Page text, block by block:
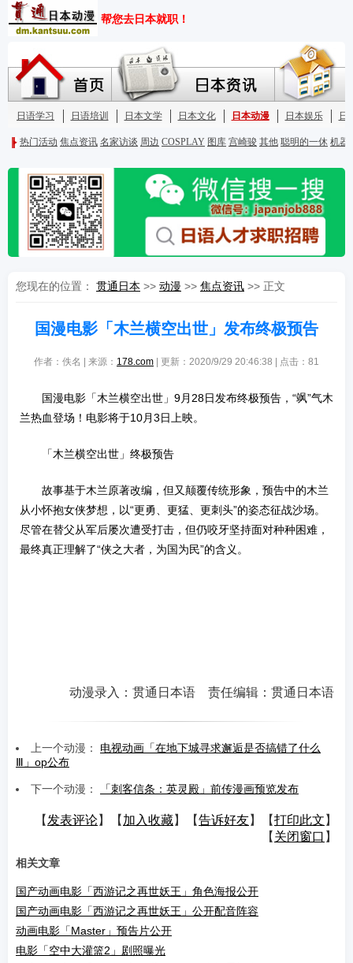
您现在的位置： 贯通日本 >> 动漫 >> 焦点资讯 >> 正文
国漫电影「木兰横空出世」发布终极预告
作者：佚名 | 来源： 178.com | 更新：2020/9/29 20:46:38 | 点击： 81
国漫电影「木兰横空出世」9月28日发布终极预告，“飒”气木
兰热血登场！电影将于10月3日上映。
「木兰横空出世」终极预告
故事基于木兰原著改编，但又颠覆传统形象，预告中的木兰
从小怀抱女侠梦想，以“更勇、更猛、更刺头”的姿态征战沙场。
尽管在替父从军后屡次遭受打击，但仍咬牙坚持面对种种困难，
最终真正理解了“侠之大者，为国为民”的含义。
动漫录入：贯通日本语 责任编辑：贯通日本语
上一个动漫： 电视动画「在地下城寻求邂逅是否搞错了什么
Ⅲ」op公布
下一个动漫： 「刺客信条：英灵殿」前传漫画预览发布
【 发表评论】【 加入收藏】【告诉好友】【打印此文 】
【 关闭窗口 】
相关文章
国产动画电影「西游记之再世妖王」角色海报公开
国产动画电影「西游记之再世妖王」公开配音阵容
动画电影「Master」预告片公开
电影「空中大灌篮2」剧照曝光